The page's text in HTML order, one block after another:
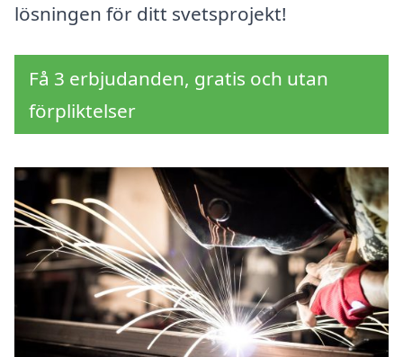
lösningen för ditt svetsprojekt!
Få 3 erbjudanden, gratis och utan
förpliktelser